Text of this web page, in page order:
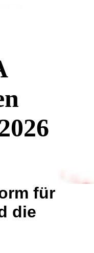
für
die